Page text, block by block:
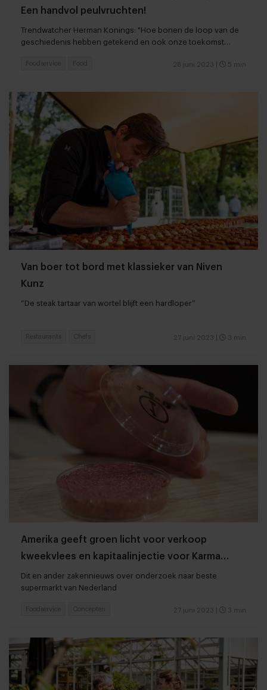
Een handvol peulvruchten!
Trendwatcher Herman Konings: "Hoe bonen de loop van de
geschiedenis hebben getekend en ook onze toekomst
28 juni 2023 5 min
Foodservice Food
Van boer tot bord met klassieker van Niven
Kunz
“De steak tartaar van wortel blijft een hardloper”
27 juni 2023 3 min
Restaurants Chefs
Amerika geeft groen licht voor verkoop
kweekvlees en kapitaalinjectie voor Karma
Kebab
Dit en ander zakennieuws over onderzoek naar beste
supermarkt van Nederland
27 juni 2023 3 min
Foodservice Concepten